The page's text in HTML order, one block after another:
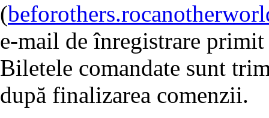
(
e-mail de înregistrare
Biletele comandate sunt
după finalizarea comenzii.